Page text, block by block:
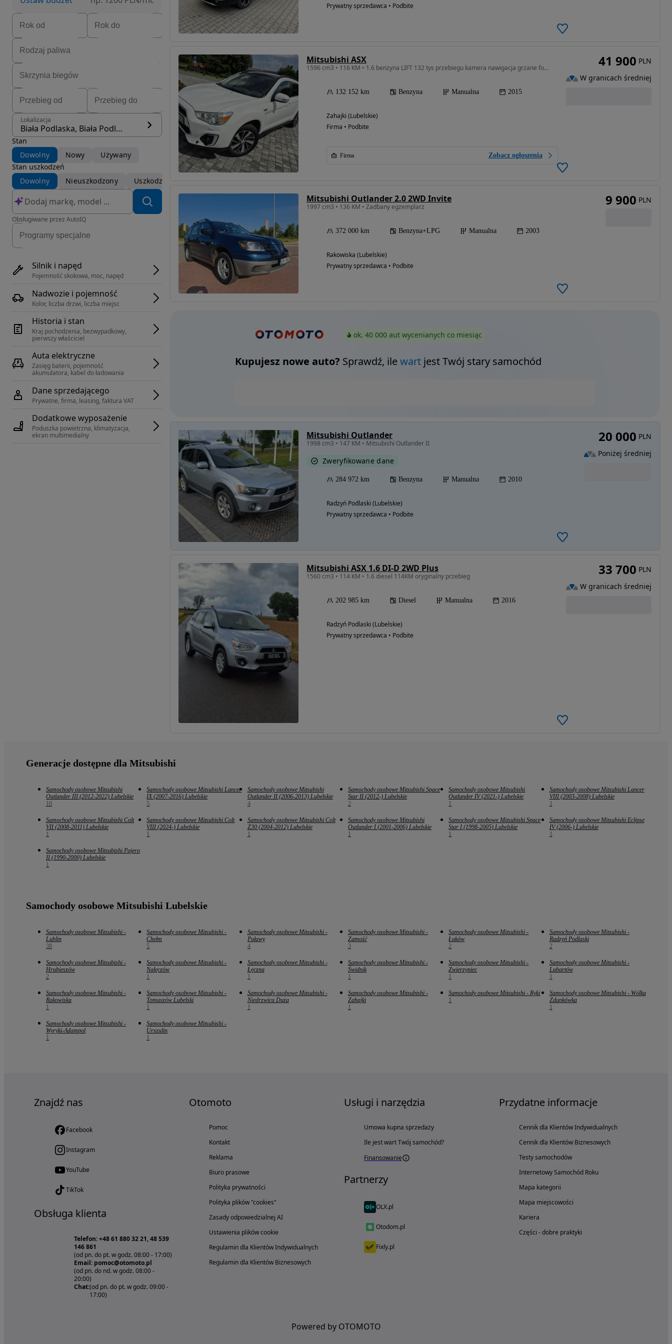
Lokalizacja
Biała Podlaska, Biała Podlaska
Stan
Dowolny
Nowy
Używany
Stan uszkodzeń
Dowolny
Nieuszkodzony Uszkodzony
Obsługiwane przez AutoIQ
Silnik i napęd
Pojemność skokowa, moc, napęd
Nadwozie i pojemność
Kolor, liczba drzwi, liczba miejsc
Historia i stan
Kraj pochodzenia, bezwypadkowy,
pierwszy właściciel
Auta elektryczne
Zasięg baterii, pojemność
akumulatora, kabel do ładowania
Dane sprzedającego
Prywatne, firma, leasing, faktura VAT
Dodatkowe wyposażenie
Poduszka powietrzna, klimatyzacja,
ekran multimedialny
Prywatny sprzedawca • Podbite
Mitsubishi ASX
1596 cm3 • 116 KM • 1.6 benzyna LIFT 132 tys przebiegu kamera nawigacja grzane fotele !
132 152 km Benzyna Manualna 2015
Zahajki (Lubelskie)
Firma • Podbite
Firma Zobacz ogłoszenia
41 900 PLN
W granicach średniej
Mitsubishi Outlander 2.0 2WD Invite
1997 cm3 • 136 KM • Zadbany egzemplarz
372 000 km Benzyna+LPG Manualna 2003
Rakowiska (Lubelskie)
Prywatny sprzedawca • Podbite
9 900 PLN
ok. 40 000 aut wycenianych co miesiąc
Kupujesz nowe auto? Sprawdź, ilewartjest Twój stary samochód
Mitsubishi Outlander
1998 cm3 • 147 KM • Mitsubishi Outlander II
Zweryfikowane dane
284 972 km Benzyna Manualna 2010
Radzyń Podlaski (Lubelskie)
Prywatny sprzedawca • Podbite
20 000 PLN
Poniżej średniej
Mitsubishi ASX 1.6 DI-D 2WD Plus
1560 cm3 • 114 KM • 1.6 diesel 114KM oryginalny przebieg
202 985 km Diesel Manualna 2016
Radzyń Podlaski (Lubelskie)
Prywatny sprzedawca • Podbite
33 700 PLN
W granicach średniej
Generacje dostępne dla Mitsubishi
Samochody osobowe Mitsubishi
Outlander III (2012-2022) Lubelskie
10
Samochody osobowe Mitsubishi Lancer
IX (2007-2016) Lubelskie
5
Samochody osobowe Mitsubishi
Outlander II (2006-2013) Lubelskie
4
Samochody osobowe Mitsubishi Space
Star II (2012-) Lubelskie
2
Samochody osobowe Mitsubishi
Outlander IV (2021-) Lubelskie
1
Samochody osobowe Mitsubishi Lancer
VIII (2003-2008) Lubelskie
1
Samochody osobowe Mitsubishi Colt
VII (2008-2011) Lubelskie
1
Samochody osobowe Mitsubishi Colt
VIII (2024-) Lubelskie
1
Samochody osobowe Mitsubishi Colt
Z30 (2004-2012) Lubelskie
1
Samochody osobowe Mitsubishi
Outlander I (2001-2006) Lubelskie
1
Samochody osobowe Mitsubishi Space
Star I (1998-2005) Lubelskie
1
Samochody osobowe Mitsubishi Eclipse
IV (2006-) Lubelskie
1
Samochody osobowe Mitsubishi Pajero
II (1990-2000) Lubelskie
1
Samochody osobowe Mitsubishi Lubelskie
Samochody osobowe Mitsubishi -
Lublin
38
Samochody osobowe Mitsubishi -
Chełm
5
Samochody osobowe Mitsubishi -
Puławy
4
Samochody osobowe Mitsubishi -
Zamość
3
Samochody osobowe Mitsubishi -
Łuków
2
Samochody osobowe Mitsubishi -
Radzyń Podlaski
2
Samochody osobowe Mitsubishi -
Hrubieszów
2
Samochody osobowe Mitsubishi -
Nałęczów
1
Samochody osobowe Mitsubishi -
Łęczna
1
Samochody osobowe Mitsubishi -
Świdnik
1
Samochody osobowe Mitsubishi -
Zwierzyniec
1
Samochody osobowe Mitsubishi -
Lubartów
1
Samochody osobowe Mitsubishi -
Rakowiska
1
Samochody osobowe Mitsubishi -
Tomaszów Lubelski
1
Samochody osobowe Mitsubishi -
Niedrzwica Duża
1
Samochody osobowe Mitsubishi -
Zahajki
1
Samochody osobowe Mitsubishi - Ryki
1
Samochody osobowe Mitsubishi - Wólka
Zdunkówka
1
Samochody osobowe Mitsubishi -
Wyryki-Adampol
1
Samochody osobowe Mitsubishi -
Urszulin
1
Znajdź nas
Facebook
Instagram
YouTube
TikTok
Obsługa klienta
Telefon: +48 61 880 32 21, 48 539
146 861
(od pn. do pt. w godz. 08:00 - 17:00)
Email: pomoc@otomoto.pl
(od pn. do nd. w godz. 08:00 -
20:00)
Chat:(od pn. do pt. w godz. 09:00 -
17:00)
Otomoto
Pomoc
Kontakt
Reklama
Biuro prasowe
Polityka prywatności
Polityka plików "cookies"
Zasady odpowiedzialnej AI
Ustawienia plików cookie
Regulamin dla Klientów Indywidualnych
Regulamin dla Klientów Biznesowych
Usługi i narzędzia
Umowa kupna sprzedaży
Ile jest wart Twój samochód?
Finansowanie
Partnerzy
OLX.pl
Otodom.pl
Fixly.pl
Przydatne informacje
Cennik dla Klientów Indywidualnych
Cennik dla Klientów Biznesowych
Testy samochodów
Internetowy Samochód Roku
Mapa kategorii
Mapa miejscowości
Kariera
Części - dobre praktyki
Powered by OTOMOTO